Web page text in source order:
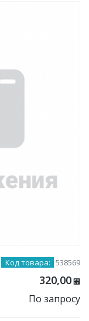
Код товара: 538569
320,00 ⃏
По запросу